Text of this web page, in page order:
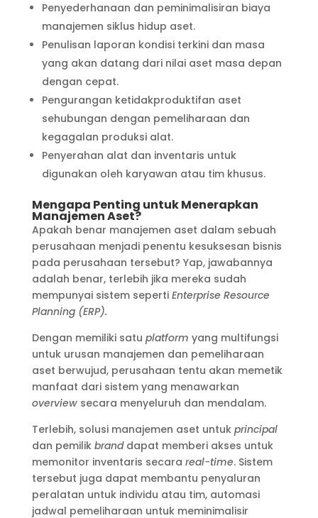
Penyederhanaan dan peminimalisiran biaya
manajemen siklus hidup aset.
Penulisan laporan kondisi terkini dan masa
yang akan datang dari nilai aset masa depan
dengan cepat.
Pengurangan ketidakproduktifan aset
sehubungan dengan pemeliharaan dan
kegagalan produksi alat.
Penyerahan alat dan inventaris untuk
digunakan oleh karyawan atau tim khusus.
Mengapa Penting untuk Menerapkan
Manajemen Aset?
Apakah benar manajemen aset dalam sebuah
perusahaan menjadi penentu kesuksesan bisnis
pada perusahaan tersebut? Yap, jawabannya
adalah benar, terlebih jika mereka sudah
mempunyai sistem seperti Enterprise Resource
Planning (ERP).
Dengan memiliki satu platform yang multifungsi
untuk urusan manajemen dan pemeliharaan
aset berwujud, perusahaan tentu akan memetik
manfaat dari sistem yang menawarkan
overviewsecara menyeluruh dan mendalam.
Terlebih, solusi manajemen aset untuk principal
dan pemilik branddapat memberi akses untuk
memonitor inventaris secara real-time. Sistem
tersebut juga dapat membantu penyaluran
peralatan untuk individu atau tim, automasi
jadwal pemeliharaan untuk meminimalisir